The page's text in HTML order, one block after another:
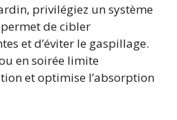
privilégiez un système
de cibler
et d’éviter le gaspillage.
en soirée limite
et optimise l’absorption